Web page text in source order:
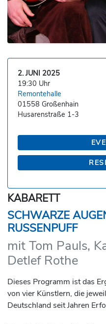
2. JUNI 2025
19:30 Uhr
Remontehalle
01558 Großenhain
Husarenstraße 1-3
KABARETT
SCHWARZE
RUSSENPUFF
mit Tom Pauls,
Detlef Rothe
Dieses Programm ist das
von vier Künstlern, die
Deutschland seit Jahren